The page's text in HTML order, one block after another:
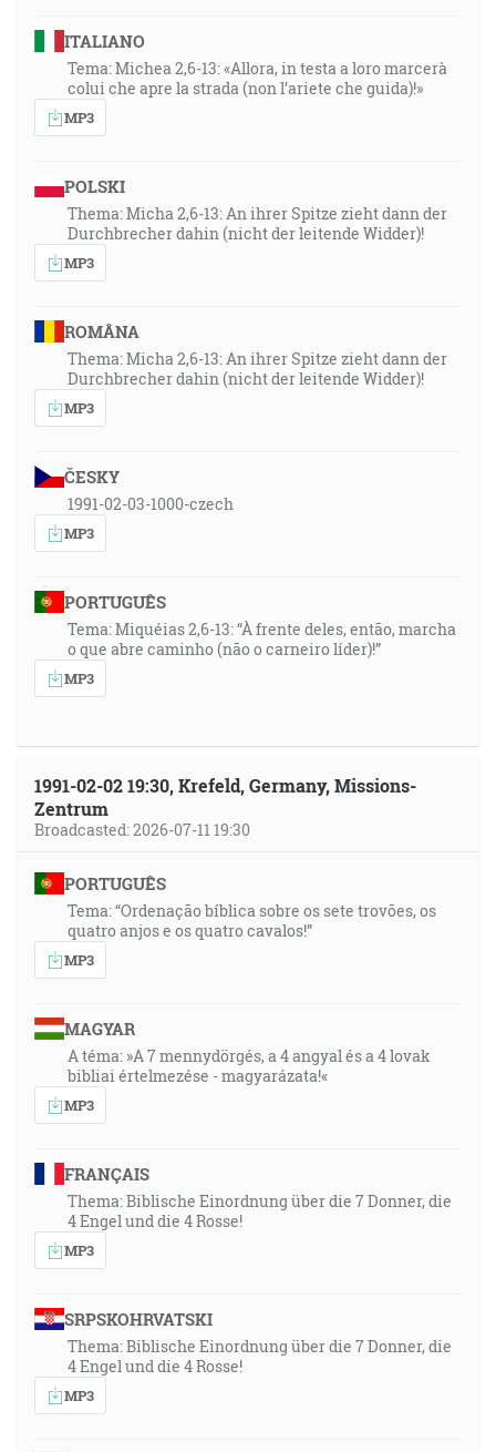
ITALIANO
Tema: Michea 2,6-13: «Allora, in testa a loro marcerà
colui che apre la strada (non l’ariete che guida)!»
MP3
POLSKI
Thema: Micha 2,6-13: An ihrer Spitze zieht dann der
Durchbrecher dahin (nicht der leitende Widder)!
MP3
ROMÂNA
Thema: Micha 2,6-13: An ihrer Spitze zieht dann der
Durchbrecher dahin (nicht der leitende Widder)!
MP3
ČESKY
1991-02-03-1000-czech
MP3
PORTUGUÊS
Tema: Miquéias 2,6-13: “À frente deles, então, marcha
o que abre caminho (não o carneiro líder)!”
MP3
1991-02-02 19:30, Krefeld, Germany, Missions-
Zentrum
Broadcasted: 2026-07-11 19:30
PORTUGUÊS
Tema: “Ordenação bíblica sobre os sete trovões, os
quatro anjos e os quatro cavalos!”
MP3
MAGYAR
A téma: »A 7 mennydörgés, a 4 angyal és a 4 lovak
bibliai értelmezése - magyarázata!«
MP3
FRANÇAIS
Thema: Biblische Einordnung über die 7 Donner, die
4 Engel und die 4 Rosse!
MP3
SRPSKOHRVATSKI
Thema: Biblische Einordnung über die 7 Donner, die
4 Engel und die 4 Rosse!
MP3